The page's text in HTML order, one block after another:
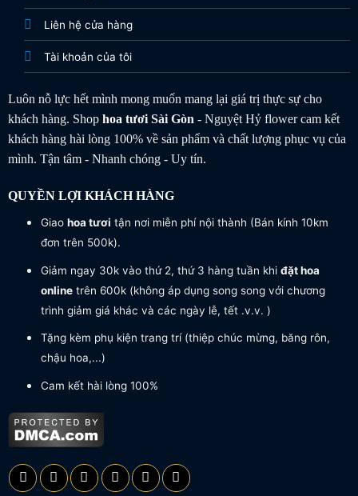
Liên hệ cửa hàng
Tài khoản của tôi
Luôn nỗ lực hết mình mong muốn mang lại giá trị thực sự cho
khách hàng. Shop hoa tươiSài Gòn- Nguyệt Hỷ flower cam kết
khách hàng hài lòng 100% về sản phẩm và chất lượng phục vụ của
mình. Tận tâm - Nhanh chóng - Uy tín.
QUYỀN LỢI KHÁCH HÀNG
Giao hoa tươi tận nơi miễn phí nội thành (Bán kính 10km
đơn trên 500k).
Giảm ngay 30k vào thứ 2, thứ 3 hàng tuần khi đặt hoa
onlinetrên 600k (không áp dụng song song với chương
trình giảm giá khác và các ngày lễ, tết .v.v. )
Tặng kèm phụ kiện trang trí (thiệp chúc mừng, băng rôn,
chậu hoa,...)
Cam kết hài lòng 100%